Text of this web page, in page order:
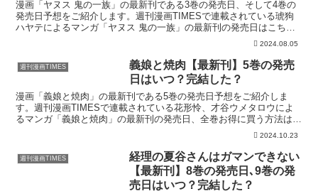
漫画「ヤヌス 鬼の一族」の最新刊である3巻の発売日、そして4巻の
発売日予想をご紹介します。週刊漫画TIMESで連載されている琥狗
ハヤテによるマンガ「ヤヌス 鬼の一族」の最新刊の発売日はこち
2024.08.05
週刊漫画TIMES
義娘と焼肉【最新刊】5巻の発売
日はいつ？完結した？
漫画「義娘と焼肉」の最新刊である5巻の発売日予想をご紹介しま
す。週刊漫画TIMESで連載されている花形怜、才谷ウメタロウによ
るマンガ「義娘と焼肉」の最新刊の発売日、全巻お得に買う方法はこ
2024.10.23
週刊漫画TIMES
経理の夏谷さんはガマンできない
【最新刊】8巻の発売日､9巻の発
売日はいつ？完結した？